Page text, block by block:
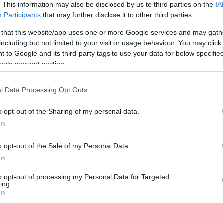
This information may also be disclosed by us to third parties on the
Participants that may further disclose it to other third parties.
that this website/app uses one or more Google services and may
but not limited to your visit or usage behaviour. You may
to Google and its third-party tags to use your data for below
consent section.
Data Processing Opt Outs
opt-out of the Sharing of my personal data.
opt-out of the Sale of my Personal Data.
opt-out of processing my Personal Data for Targeted
Corporate Social Responsibility, Κρίσιμα
/ προτύπων που καλύπτουν τις
Ανάλυση σχετικότητας, Αξιολόγηση
Αειφορία και ανάλυση σχετικότητας
Σχέσεις με άλλα πρότυπα και
COMPACT, GRI,
ISO 26001
Global Compact, κλπ